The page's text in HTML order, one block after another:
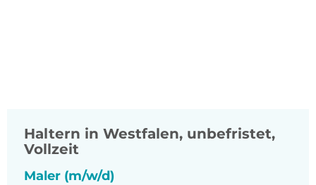
Haltern in Westfalen, unbefristet,
Vollzeit
Maler (m/w/d)